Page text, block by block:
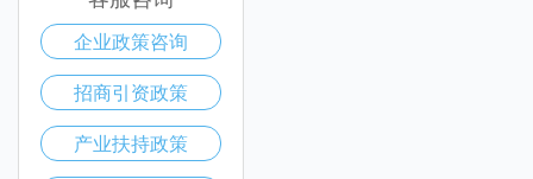
企业政策咨询
招商引资政策
产业扶持政策